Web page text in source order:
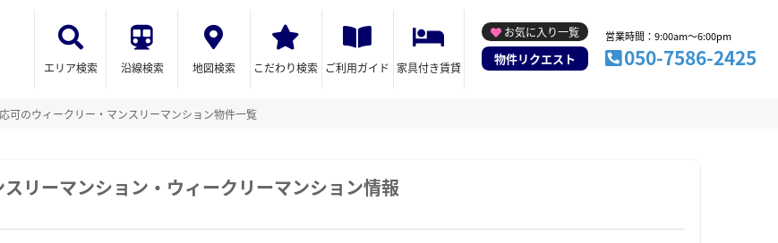
エリア検索 沿線検索 地図検索 こだわり検索 ご利用ガイド 家具付き賃貸
お気に入り一覧
物件リクエスト
営業時間：9:00am～6:00pm
050-7586-2425
可のウィークリー・マンスリーマンション物件一覧
リーマンション・ウィークリーマンション情報